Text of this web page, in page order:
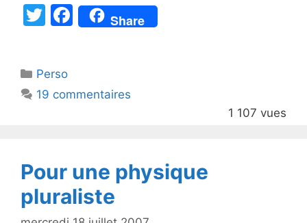
T
er
F
a
b
k
Share
Catégories
Perso
19 commentaires
1 107 vues
Pour une physique
pluraliste